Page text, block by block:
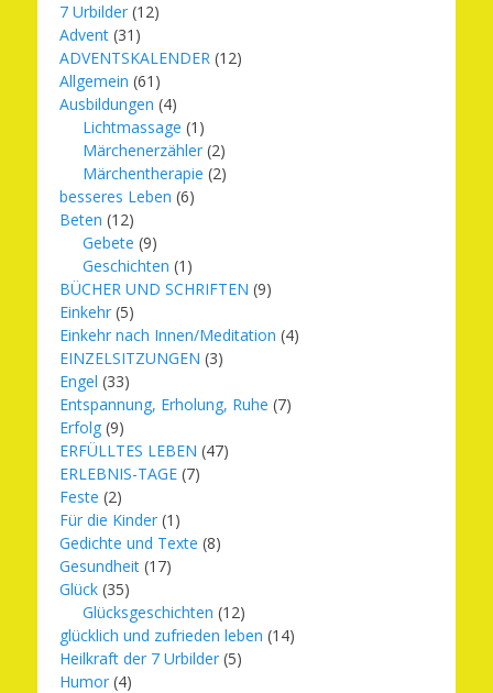
7 Urbilder (12)
Advent (31)
ADVENTSKALENDER (12)
Allgemein (61)
Ausbildungen (4)
Lichtmassage (1)
Märchenerzähler (2)
Märchentherapie (2)
besseres Leben (6)
Beten (12)
Gebete (9)
Geschichten (1)
BÜCHER UND SCHRIFTEN (9)
Einkehr (5)
Einkehr nach Innen/Meditation (4)
EINZELSITZUNGEN (3)
Engel (33)
Entspannung, Erholung, Ruhe (7)
Erfolg (9)
ERFÜLLTES LEBEN (47)
ERLEBNIS-TAGE (7)
Feste (2)
Für die Kinder (1)
Gedichte und Texte (8)
Gesundheit (17)
Glück (35)
Glücksgeschichten (12)
glücklich und zufrieden leben (14)
Heilkraft der 7 Urbilder (5)
Humor (4)